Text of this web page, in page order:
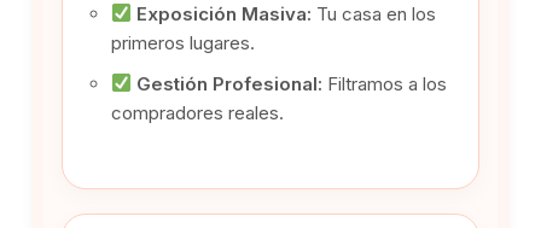
Exposición Masiva: Tu casa en los
primeros lugares.
Gestión Profesional: Filtramos a los
compradores reales.